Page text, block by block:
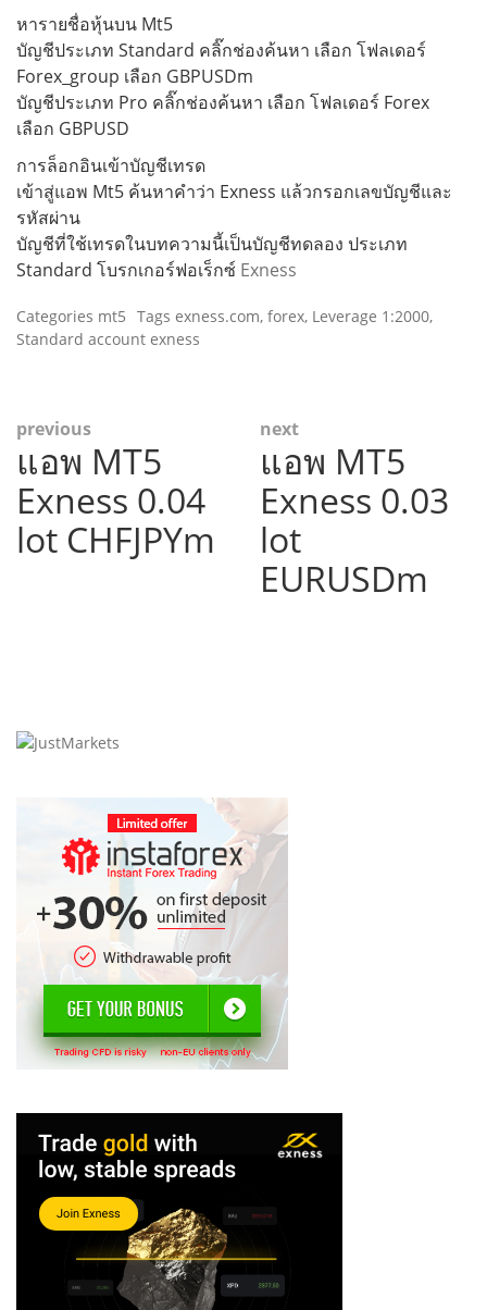
หารายชื่อหุ้นบน Mt5
บัญชีประเภท Standard คลิ๊กช่องค้นหา เลือก โฟลเดอร์
Forex_group เลือก GBPUSDm
บัญชีประเภท Pro คลิ๊กช่องค้นหา เลือก โฟลเดอร์ Forex
เลือก GBPUSD
การล็อกอินเข้าบัญชีเทรด
เข้าสู่แอพ Mt5 ค้นหาคำว่า Exness แล้วกรอกเลขบัญชีและ
รหัสผ่าน
บัญชีที่ใช้เทรดในบทความนี้เป็นบัญชีทดลอง ประเภท
Standard โบรกเกอร์ฟอเร็กซ์ Exness
Categories mt5 Tags exness.com, forex, Leverage 1:2000,
Standard account exness
Post
navigation
previous
Previous
post:
แอพ MT5
Exness 0.04
lot CHFJPYm
next
Next
post:
แอพ MT5
Exness 0.03
lot
EURUSDm